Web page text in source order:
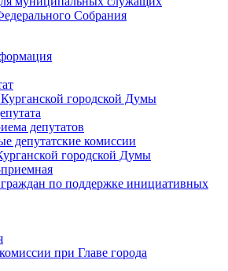
Cобрания
городской Думы
депутатов
депутатские комиссии
городской Думы
по поддержке инициативных
при Главе города